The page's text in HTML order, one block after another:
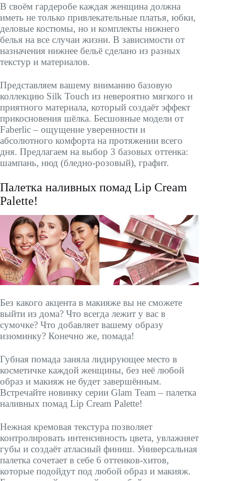
В своём гардеробе каждая женщина должна
иметь не только привлекательные платья, юбки,
деловые костюмы, но и комплекты нижнего
белья на все случаи жизни. В зависимости от
назначения нижнее бельё сделано из разных
текстур и материалов.
Представляем вашему вниманию базовую
коллекцию Silk Touch из невероятно мягкого и
приятного материала, который создаёт эффект
прикосновения шёлка. Бесшовные модели от
Faberlic – ощущение уверенности и
абсолютного комфорта на протяжении всего
дня. Предлагаем на выбор 3 базовых оттенка:
шампань, нюд (бледно-розовый), графит.
Палетка наливных помад Lip Cream
Palette!
Без какого акцента в макияже вы не сможете
выйти из дома? Что всегда лежит у вас в
сумочке? Что добавляет вашему образу
изюминку? Конечно же, помада!
Губная помада заняла лидирующее место в
косметичке каждой женщины, без неё любой
образ и макияж не будет завершённым.
Встречайте новинку серии Glam Team – палетка
наливных помад Lip Cream Palette!
Нежная кремовая текстура позволяет
контролировать интенсивность цвета, увлажняет
губы и создаёт атласный финиш. Универсальная
палетка сочетает в себе 6 оттенков-хитов,
которые подойдут под любой образ и макияж.